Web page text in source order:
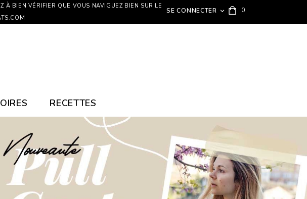
SE CONNECTER  0
À BIEN VÉRIFIER QUE VOUS NAVIGUEZ BIEN SUR LE
RECETTES